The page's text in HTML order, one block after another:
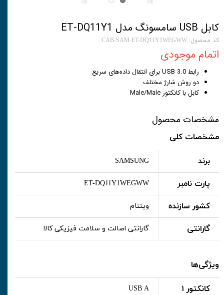
کابل USB سامسونگ مدل ET-DQ11Y1
کد محصول: CAB-SAM-ET-DQ11Y1WEGWW
اتمام موجودی
رابط USB 3.0 برای انتقال داده‌های سریع
دو روش شارژ مختلف
کابل با کانکتور Male/Male
مشخصات محصول
مشخصات کلی
برند SAMSUNG
پارت نامبر ET-DQ11Y1WEGWW
کشور سازنده ویتنام
گارانتی گارانتی اصالت و سلامت فیزیکی کالا
ویژگی‌ها
کانکتور ۱ USB A